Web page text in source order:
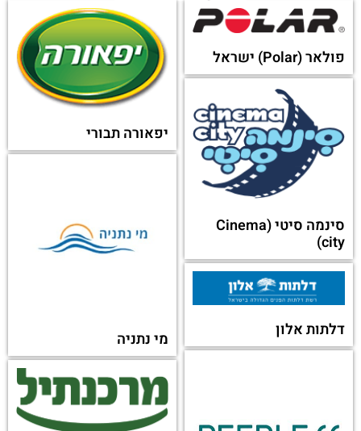
לוי יצחק
אוטו סנטר
או מקטגוריה אחרת:
פולאר (Polar) ישראל
סינמה סיטי (Cinema
city)
מי נתניה